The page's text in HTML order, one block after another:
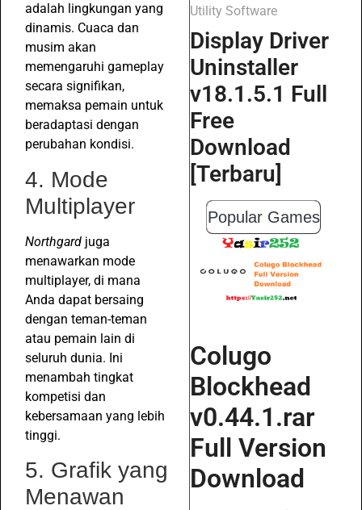
adalah lingkungan yang
dinamis. Cuaca dan
musim akan
memengaruhi gameplay
secara signifikan,
memaksa pemain untuk
beradaptasi dengan
perubahan kondisi.
4. Mode
Multiplayer
Northgard juga
menawarkan mode
multiplayer, di mana
Anda dapat bersaing
dengan teman-teman
atau pemain lain di
seluruh dunia. Ini
menambah tingkat
kompetisi dan
kebersamaan yang lebih
tinggi.
5. Grafik yang
Menawan
Utility Software
Display Driver
Uninstaller
v18.1.5.1 Full
Free
Download
[Terbaru]
Popular Games
Colugo
Blockhead
v0.44.1.rar
Full Version
Download